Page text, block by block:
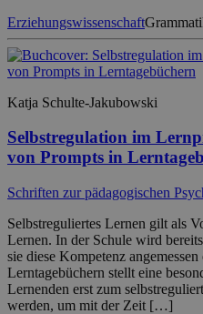
Erziehungswissenschaft
Katja Schulte-Jakubowski
Selbstregulation im
von Prompts in
Schriften zur pädagogischen
Selbstreguliertes Lernen gilt als
Lernen. In der Schule wird
sie diese Kompetenz
Lerntagebüchern stellt eine
Lernenden erst zum
werden, um mit der Zeit […]